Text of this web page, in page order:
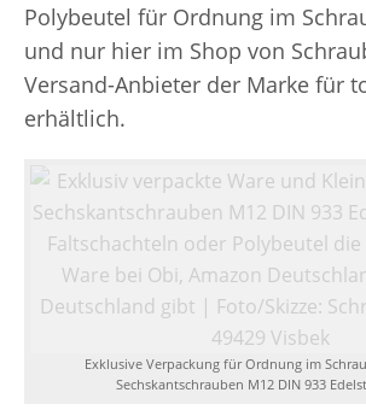
Polybeutel für Ordnung im
und nur hier im Shop von
Versand-Anbieter der Marke für
erhältlich.
Exklusive Verpackung für Ordnung im
Sechskantschrauben M12 DIN 933